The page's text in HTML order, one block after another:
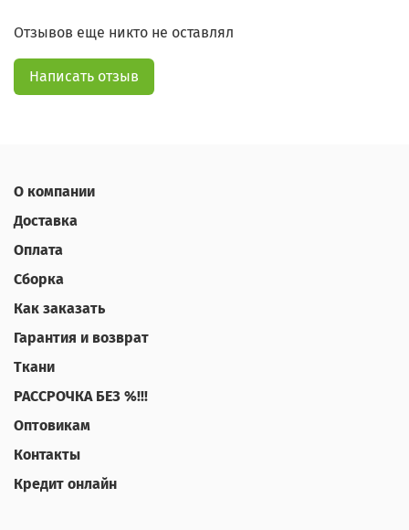
Отзывов еще никто не оставлял
Написать отзыв
О компании
Доставка
Оплата
Сборка
Как заказать
Гарантия и возврат
Ткани
РАССРОЧКА БЕЗ %!!!
Оптовикам
Контакты
Кредит онлайн